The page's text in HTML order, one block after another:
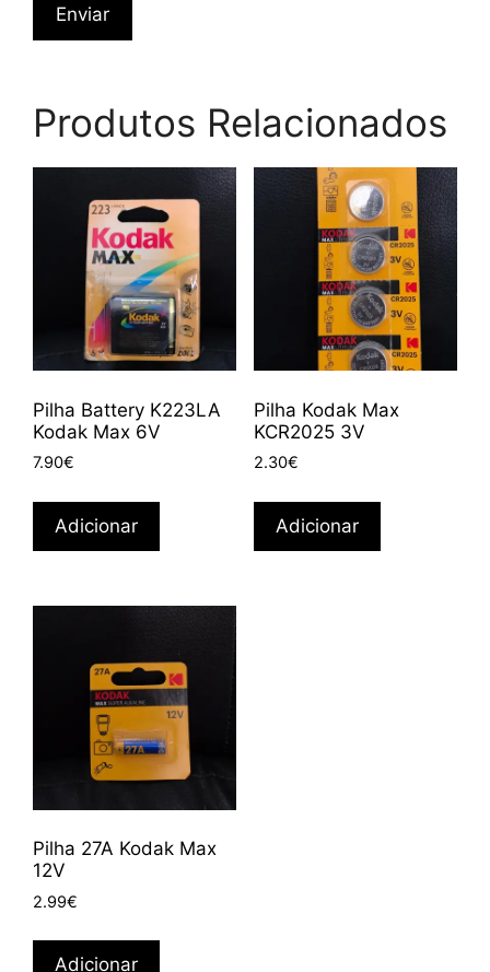
Produtos Relacionados
Pilha Battery K223LA
Kodak Max 6V
7.90€
Adicionar
Pilha Kodak Max
KCR2025 3V
2.30€
Adicionar
Pilha 27A Kodak Max
12V
2.99€
Adicionar